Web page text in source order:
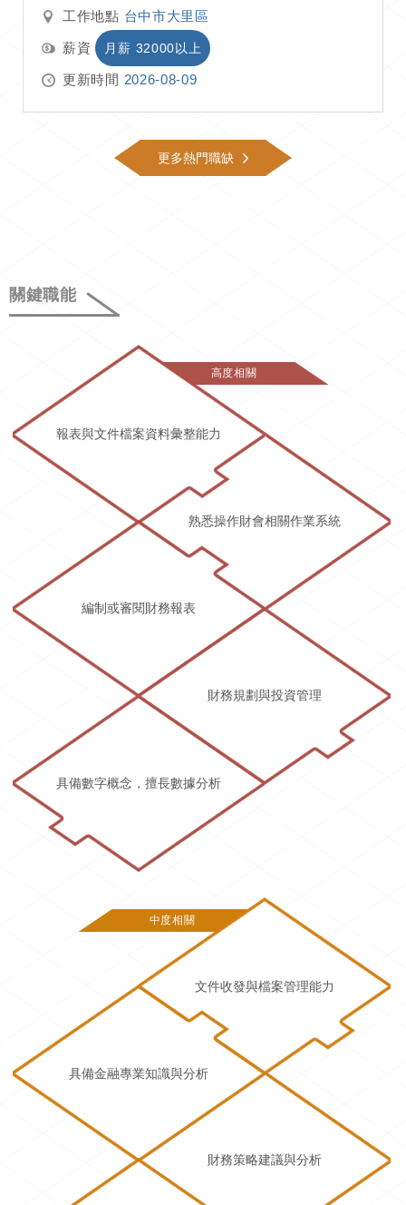
工作地點 台中市大里區
薪資 月薪 32000以上
更新時間 2026-08-09
更多熱門職缺
關鍵職能
高度相關
報表與文件檔案資料彙整能力
熟悉操作財會相關作業系統
編制或審閱財務報表
財務規劃與投資管理
具備數字概念，擅長數據分析
中度相關
文件收發與檔案管理能力
具備金融專業知識與分析
財務策略建議與分析